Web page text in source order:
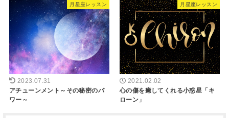
月星座レッスン
2023.07.31
アチューンメント～その秘密のパ
ワー～
月星座レッスン
2021.02.02
心の傷を癒してくれる小惑星「キ
ローン」